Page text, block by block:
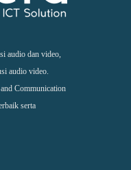
audio dan video,
audio video.
Communication
serta